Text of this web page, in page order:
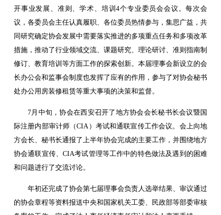
开事业发展、准则、学术、培训4个专业委员会会议。每次会
议，各委员会主任认真履职、各位委员热情参与，集思广益，共
同研究确定协会发展中需要落实推进的多项重点任务和多项改革
措施，推动了行业领域交流、课题研究、理论研讨、准则指南制
修订、教育培训等方面工作的探索创新。本届理事会新设立的会
长办公会和监事会制度也发挥了应有的作用，参与了对协会秘书
处办公用房装修租赁等重大事项的决策和监督。
7月中旬，协会在西安召开了地方协会会长秘书长会议暨国
际注册内部审计师（CIA）考试和通联宣传工作会议。会上向地
方会长、秘书长通报了上半年协会完成的主要工作，并围绕地方
协会通联宣传、CIA考试管理等工作中的特色做法及遇到的困难
和问题进行了交流讨论。
年初还完成了协会第七届理事会负责人选举结果、审议通过
的协会章程等资料报送中央和国家机关工委、民政部等部委审核